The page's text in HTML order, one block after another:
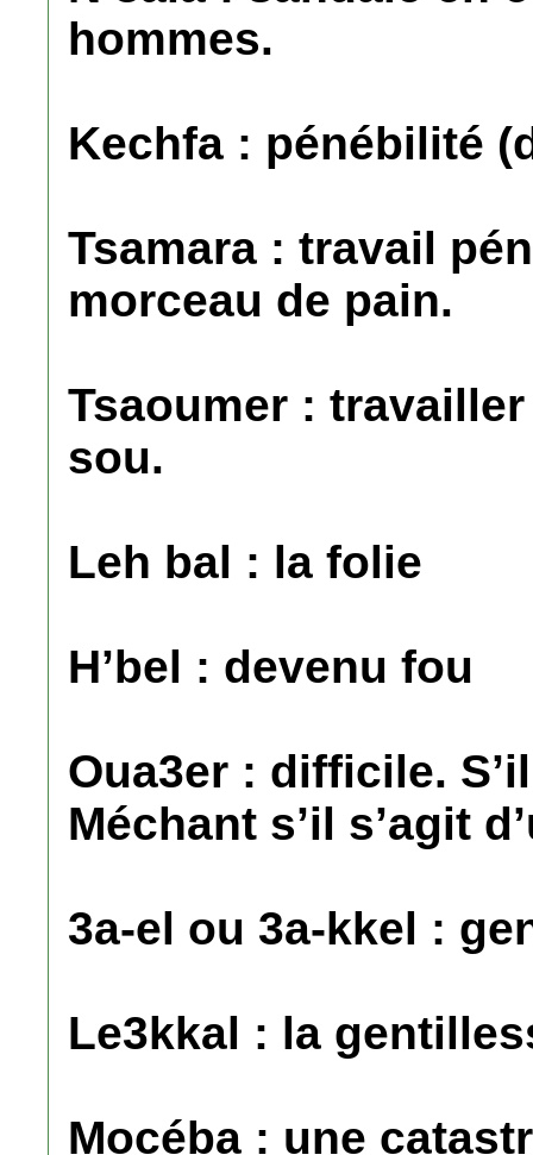
hommes.
Kechfa : pénébilité
Tsamara : travail
morceau de pain.
Tsaoumer :
sou.
Leh bal : la folie
H’bel : devenu fou
Oua3er : difficile.
Méchant s’il s’agit
3a-el ou 3a-kkel :
Le3kkal : la
Mocéba : une